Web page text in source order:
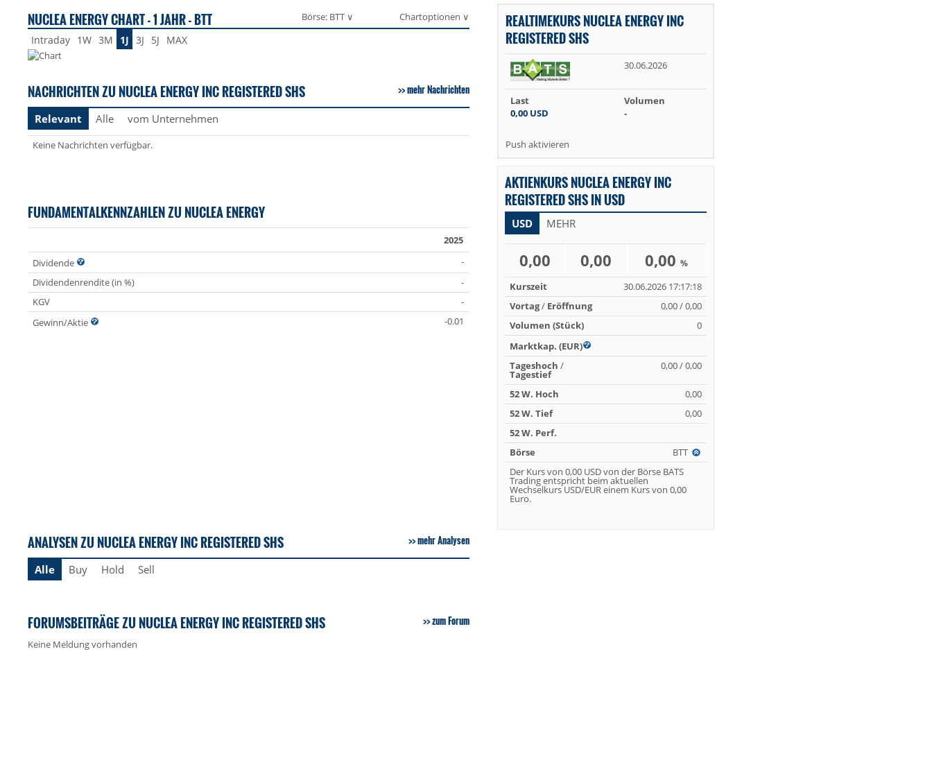
NUCLEA ENERGY CHART - 1 JAHR - BTT Börse: BTT ∨ Chartoptionen ∨
Intraday 1W 3M 1J 3J 5J MAX
NACHRICHTEN ZU NUCLEA ENERGY INC REGISTERED SHS mehr Nachrichten
Relevant Alle vom Unternehmen
Keine Nachrichten verfügbar.
FUNDAMENTALKENNZAHLEN ZU NUCLEA ENERGY
2025
Dividende
-
Dividendenrendite (in %)
-
KGV
-
Gewinn/Aktie
-0.01
ANALYSEN ZU NUCLEA ENERGY INC REGISTERED SHS mehr Analysen
Alle Buy Hold Sell
FORUMSBEITRÄGE ZU NUCLEA ENERGY INC REGISTERED SHS zum Forum
Keine Meldung vorhanden
REALTIMEKURS NUCLEA ENERGY INC
REGISTERED SHS
30.06.2026
Last
0,00 USD
Volumen
-
Push aktivieren
AKTIENKURS NUCLEA ENERGY INC
REGISTERED SHS IN USD
USD MEHR
0,00 0,00 0,00%
Kurszeit
30.06.2026 17:17:18
Vortag/ Eröffnung
0,00 / 0,00
Volumen (Stück)
0
Marktkap. (EUR)
Tageshoch /
Tagestief
0,00 / 0,00
52 W. Hoch
0,00
52 W. Tief
0,00
52 W. Perf.
Börse
BTT
Der Kurs von 0,00 USD von der Börse BATS
Trading entspricht beim aktuellen
Wechselkurs USD/EUR einem Kurs von 0,00
Euro.